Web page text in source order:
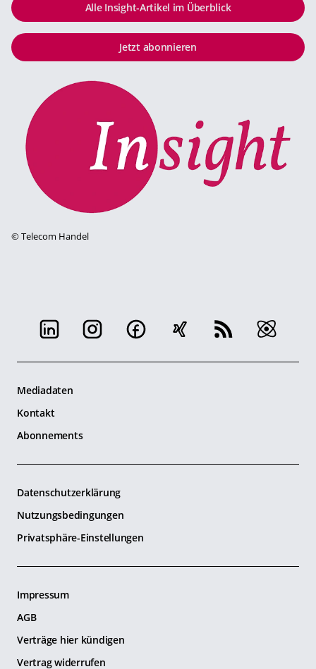
©Telecom Handel
Alle Insight-Artikel im Überblick
Jetzt abonnieren
Mediadaten
Kontakt
Abonnements
Datenschutzerklärung
Nutzungsbedingungen
Privatsphäre-Einstellungen
Impressum
AGB
Verträge hier kündigen
Vertrag widerrufen